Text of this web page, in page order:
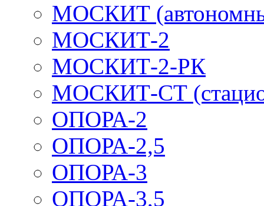
МОСКИТ
МОСКИТ-2
МОСКИТ-2-РК
МОСКИТ-СТ
ОПОРА-2
ОПОРА-2,5
ОПОРА-3
ОПОРА-3,5